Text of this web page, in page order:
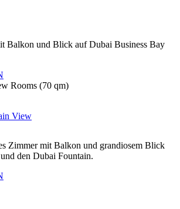
Balkon und Blick auf Dubai Business Bay
Rooms (70 qm)
View
Zimmer mit Balkon und grandiosem Blick
den Dubai Fountain.